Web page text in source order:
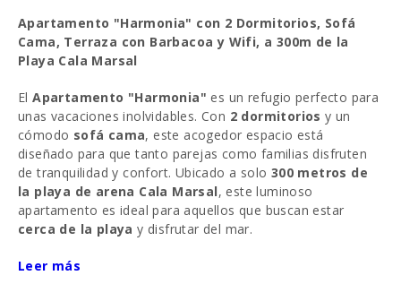
Apartamento "Harmonia" con 2 Dormitorios, Sofá
Cama, Terraza con Barbacoa y Wifi, a 300m de la
Playa Cala Marsal
ElApartamento "Harmonia" es un refugio perfecto para
unas vacaciones inolvidables. Con 2 dormitorios y un
cómodo sofá cama, este acogedor espacio está
diseñado para que tanto parejas como familias disfruten
de tranquilidad y confort. Ubicado a solo 300 metros de
la playa de arena Cala Marsal, este luminoso
apartamento es ideal para aquellos que buscan estar
cerca de la playa y disfrutar del mar.
El apartamento está en el cuarto piso con ascensor y
Leer más